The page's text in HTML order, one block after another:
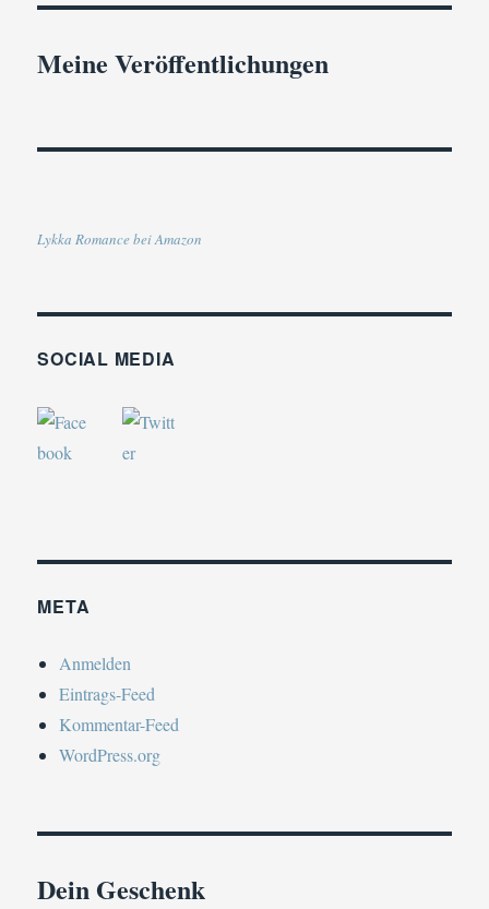
Meine Veröffentlichungen
Lykka Romance bei Amazon
SOCIAL MEDIA
META
Anmelden
Eintrags-Feed
Kommentar-Feed
WordPress.org
Dein Geschenk